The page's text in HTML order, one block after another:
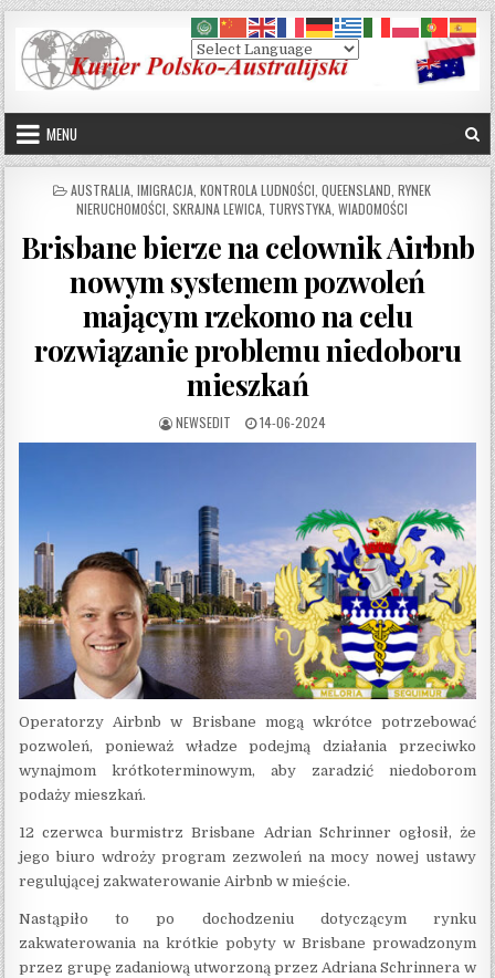
Skip to content
MENU
POSTED IN
AUSTRALIA IMIGRACJA KONTROLA LUDNOŚCI QUEENSLAND RYNEK
NIERUCHOMOŚCI SKRAJNA LEWICA TURYSTYKA WIADOMOŚCI
Brisbane bierze na celownik Airbnb
nowym systemem pozwoleń
mającym rzekomo na celu
rozwiązanie problemu niedoboru
mieszkań
AUTHOR:
NEWSEDIT PUBLISHED DATE:
14-06-2024
Operatorzy Airbnb w Brisbane mogą wkrótce potrzebować
pozwoleń, ponieważ władze podejmą działania przeciwko
wynajmom krótkoterminowym, aby zaradzić niedoborom
podaży mieszkań.
12 czerwca burmistrz Brisbane Adrian Schrinner ogłosił, że
jego biuro wdroży program zezwoleń na mocy nowej ustawy
regulującej zakwaterowanie Airbnb w mieście.
Nastąpiło to po dochodzeniu dotyczącym rynku
zakwaterowania na krótkie pobyty w Brisbane prowadzonym
przez grupę zadaniową utworzoną przez Adriana Schrinnera w